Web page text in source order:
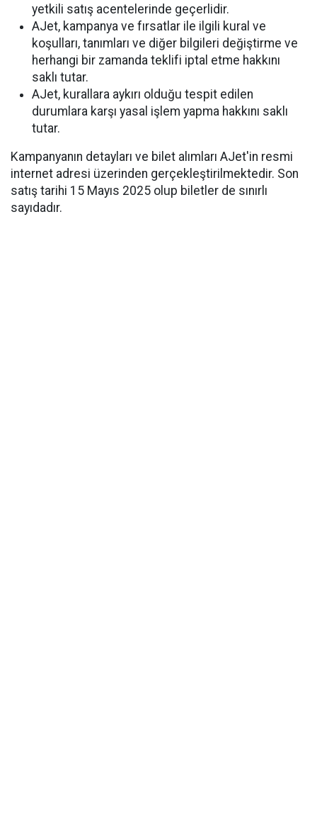
yetkili satış acentelerinde geçerlidir.
AJet, kampanya ve fırsatlar ile ilgili kural ve
koşulları, tanımları ve diğer bilgileri değiştirme ve
herhangi bir zamanda teklifi iptal etme hakkını
saklı tutar.
AJet, kurallara aykırı olduğu tespit edilen
durumlara karşı yasal işlem yapma hakkını saklı
tutar.
Kampanyanın detayları ve bilet alımları AJet'in resmi
internet adresi üzerinden gerçekleştirilmektedir. Son
satış tarihi 15 Mayıs 2025 olup biletler de sınırlı
sayıdadır.